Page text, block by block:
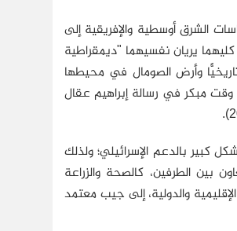
الشرق أوسطية والإفريقية إلى
الصومال، من قبيل أنهما يمثلان "قصة نجاح رغم الصعاب"(19)، كما أن كليهما يريان نفسيهما "ديمقراطية
وأرض الصومال في محيطها
وقت مبكر في رسالة إبراهيم عقال
كبير بالدعم الإسرائيلي؛ ولذلك
بين الطرفين، كالصحة والزراعة
الإقليمية والدولية، إلى جيب معتمد